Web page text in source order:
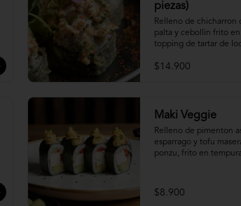
piezas)
Relleno de chicharron
palta y cebollin frito
topping de tartar de
$14.900
Maki Veggie
Relleno de pimenton
esparrago y tofu
ponzu, frito en
$8.900